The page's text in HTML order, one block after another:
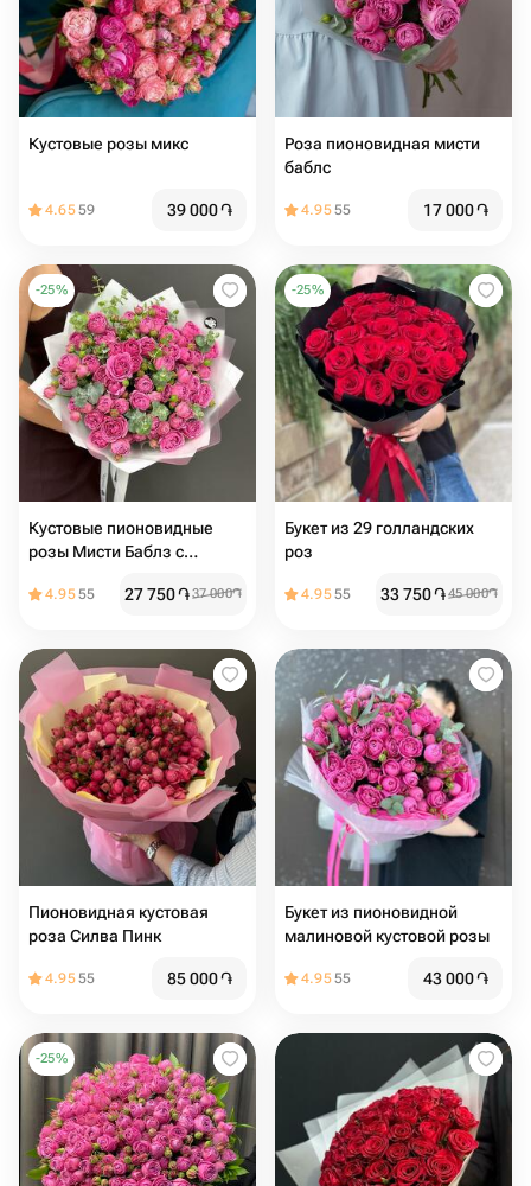
Кустовые розы микс
4.6559 39 000֏
Роза пионовидная мисти
баблс
4.9555 17 000֏
-25%
Кустовые пионовидные
розы Мисти Баблз с
4.9555 27 750֏37 000֏
-25%
Букет из 29 голландских
роз
4.9555 33 750֏45 000֏
Пионовидная кустовая
роза Силва Пинк
4.9555 85 000֏
Букет из пионовидной
малиновой кустовой розы
4.9555 43 000֏
-25%